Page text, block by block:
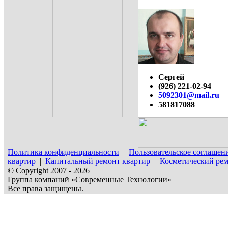
Сергей
(926) 221-02-94
5092301@mail.ru
581817088
Политика конфиденциальности | Пользовательское
квартир | Капитальный ремонт квартир | Косметический
© Copyright 2007 - 2026
Группа компаний «Современные Технологии»
Все права защищены.